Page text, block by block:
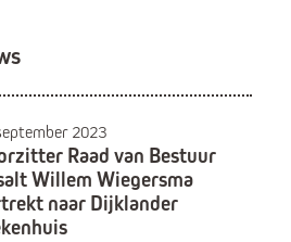
2023
Raad van Bestuur
Willem Wiegersma
naar Dijklander